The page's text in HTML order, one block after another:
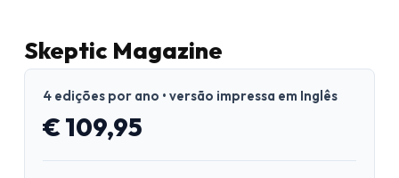
Skeptic Magazine
4 edições por ano • versão impressa em Inglês
€ 109,95